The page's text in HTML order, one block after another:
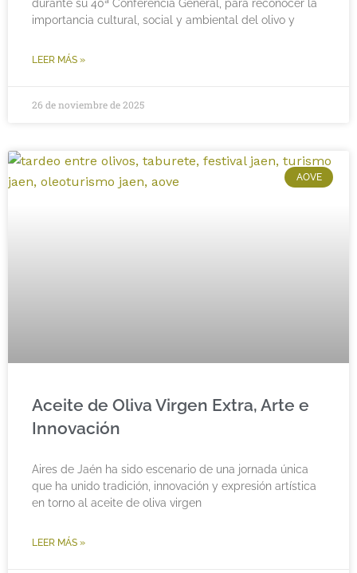
durante su 40ª Conferencia General, para reconocer la
importancia cultural, social y ambiental del olivo y
LEER MÁS »
26 de noviembre de 2025
AOVE
Aceite de Oliva Virgen Extra, Arte e
Innovación
Aires de Jaén ha sido escenario de una jornada única
que ha unido tradición, innovación y expresión artística
en torno al aceite de oliva virgen
LEER MÁS »